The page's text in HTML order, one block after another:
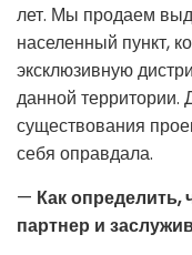
лет. Мы продаем
населенный пункт,
эксклюзивную
данной территории.
существования
себя оправдала.
— Как
партнер и